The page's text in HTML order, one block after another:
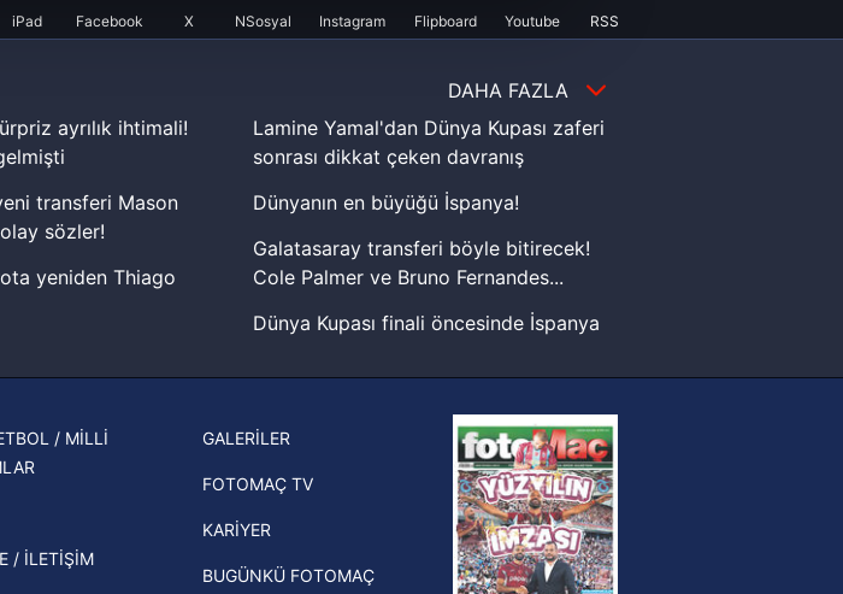
olan çerezler bilgi toplumu hizmetlerinin sunulması
belirleyebilirsiniz. Çerezlere ilişkin detaylı bilgi için Ayarlar
edebilirsiniz.
Aydınlatma Metnimizi okumak ve sitemizde ilgili
için lütfen
iPad Facebook X NSosyal Instagram Flipboard Youtube RSS
DAHA FAZLA
ayrılık ihtimali!
transferi Mason
sözler!
yeniden Thiago
oldu! Gornik
ardından dış
Avrupa Ligi'nde 3. Ön
rakipleri belli
Lamine Yamal'dan Dünya Kupası zaferi
sonrası dikkat çeken davranış
Dünyanın en büyüğü İspanya!
Galatasaray transferi böyle bitirecek!
Cole Palmer ve Bruno Fernandes...
Dünya Kupası finali öncesinde İspanya
şampiyonluk yüzüğü verilecek
Hernan Crespo, Meksika Ligi
ekiplerinden Atlas'ın yeni teknik
direktörü oldu
/ MİLLİ
/ İLETİŞİM
GALERİLER
FOTOMAÇ TV
KARİYER
BUGÜNKÜ FOTOMAÇ